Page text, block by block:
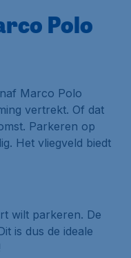
Polo
Marco Polo
vertrekt. Of dat
Parkeren op
Het vliegveld biedt
wilt parkeren. De
is dus de ideale